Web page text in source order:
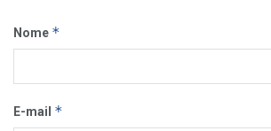
Nome *
E-mail *